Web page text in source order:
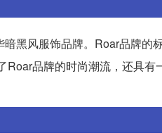
黑风服饰品牌。Roar品牌的
Roar品牌的时尚潮流，还具有